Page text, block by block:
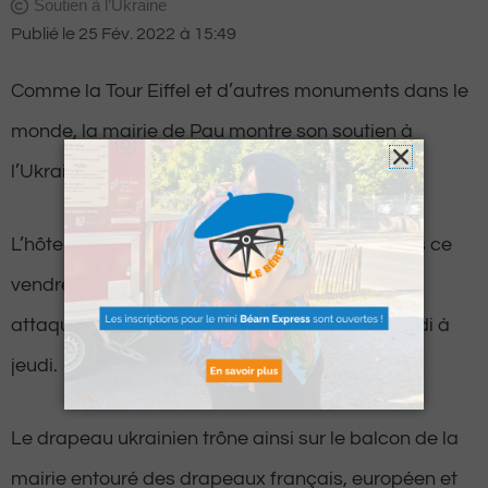
Soutien à l’Ukraine
Publié le 25 Fév. 2022 à 15:49
Comme la Tour Eiffel et d’autres monuments dans le
monde, la mairie de Pau montre son soutien à
l’Ukraine.
L’hôtel de ville de Pau a en effet déployé depuis ce
vendredi midi le drapeau bleu et jaune du pays
attaqué par la Russie depuis la nuit de mercredi à
jeudi.
Le drapeau ukrainien trône ainsi sur le balcon de la
mairie entouré des drapeaux français, européen et